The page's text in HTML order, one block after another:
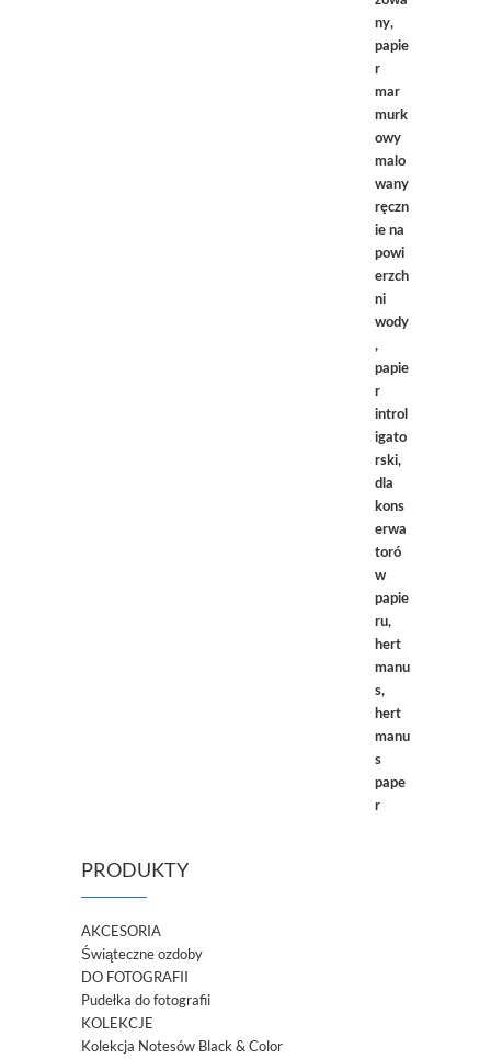
PRODUKTY
AKCESORIA
Świąteczne ozdoby
DO FOTOGRAFII
Pudełka do fotografii
KOLEKCJE
Kolekcja Notesów Black & Color